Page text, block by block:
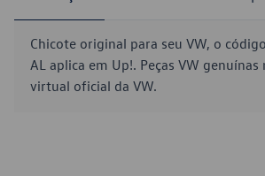
Chicote original para seu VW, o
AL aplica em Up!. Peças VW genuínas
virtual oficial da VW.